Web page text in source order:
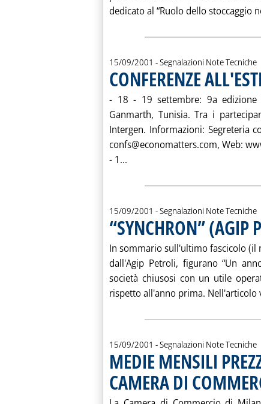
dedicato al “Ruolo dello stoccaggio
15/09/2001 - Segnalazioni Note Tecniche
CONFERENZE
- 18 - 19 settembre: 9a edizione
Ganmarth, Tunisia. Tra i
Intergen. Informazioni: Segreteria
confs@economatters.com, Web:
- 1...
15/09/2001 - Segnalazioni Note Tecniche
“SYNCHRON” (AGIP
In sommario sull'ultimo fascicolo (il
dall'Agip Petroli, figurano “Un
società chiusosi con un utile
rispetto all'anno prima. Nell'articolo
15/09/2001 - Segnalazioni Note Tecniche
MEDIE MENSILI
CAMERA DI